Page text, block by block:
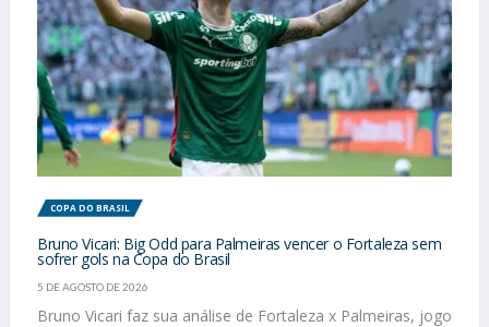
COPA DO BRASIL
Bruno Vicari: Big Odd para Palmeiras vencer o Fortaleza sem
sofrer gols na Copa do Brasil
5 DE AGOSTO DE 2026
Bruno Vicari faz sua análise de Fortaleza x Palmeiras, jogo